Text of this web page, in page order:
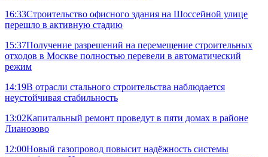
16:33Строительство офисного здания на Шоссейной улице
перешло в активную стадию
15:37Получение разрешений на перемещение строительных
отходов в Москве полностью перевели в автоматический
режим
14:19В отрасли стального строительства наблюдается
неустойчивая стабильность
13:02Капитальный ремонт проведут в пяти домах в районе
Лианозово
12:00Новый газопровод повысит надёжность системы